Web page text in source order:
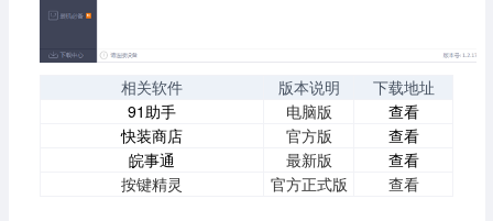
相关软件 版本说明
下载地址
91助手
电脑版
查看
快装商店
官方版
查看
皖事通
最新版
查看
按键精灵
官方正式版 查看